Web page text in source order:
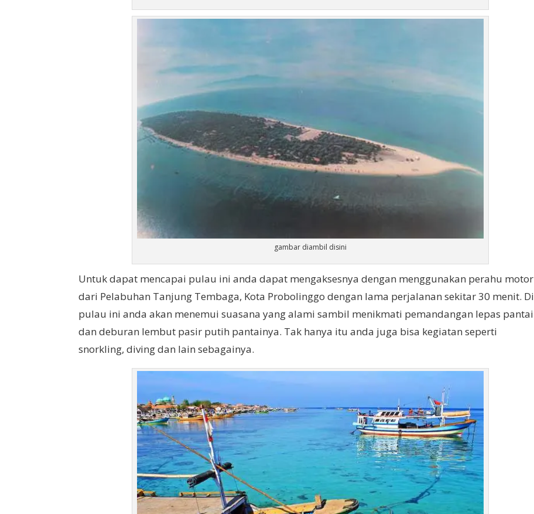
gambar diambil disini
Untuk dapat mencapai pulau ini anda dapat mengaksesnya dengan menggunakan perahu motor
dari Pelabuhan Tanjung Tembaga, Kota Probolinggo dengan lama perjalanan sekitar 30 menit. Di
pulau ini anda akan menemui suasana yang alami sambil menikmati pemandangan lepas pantai
dan deburan lembut pasir putih pantainya. Tak hanya itu anda juga bisa kegiatan seperti
snorkling, diving dan lain sebagainya.